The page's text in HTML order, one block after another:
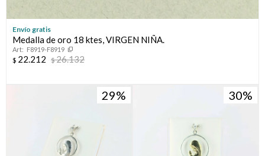
Envío gratis
Medalla de oro 18 ktes, VIRGEN NIÑA.
F8919-F8919
$ 22.212 $26.132
29 30